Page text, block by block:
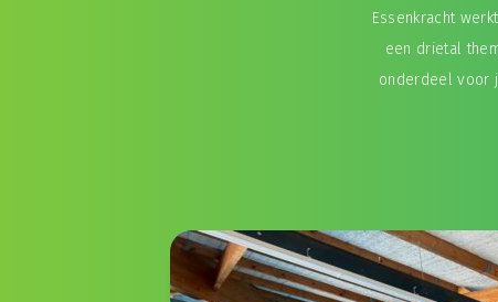
Essenkracht
een drietal
onderdeel voor